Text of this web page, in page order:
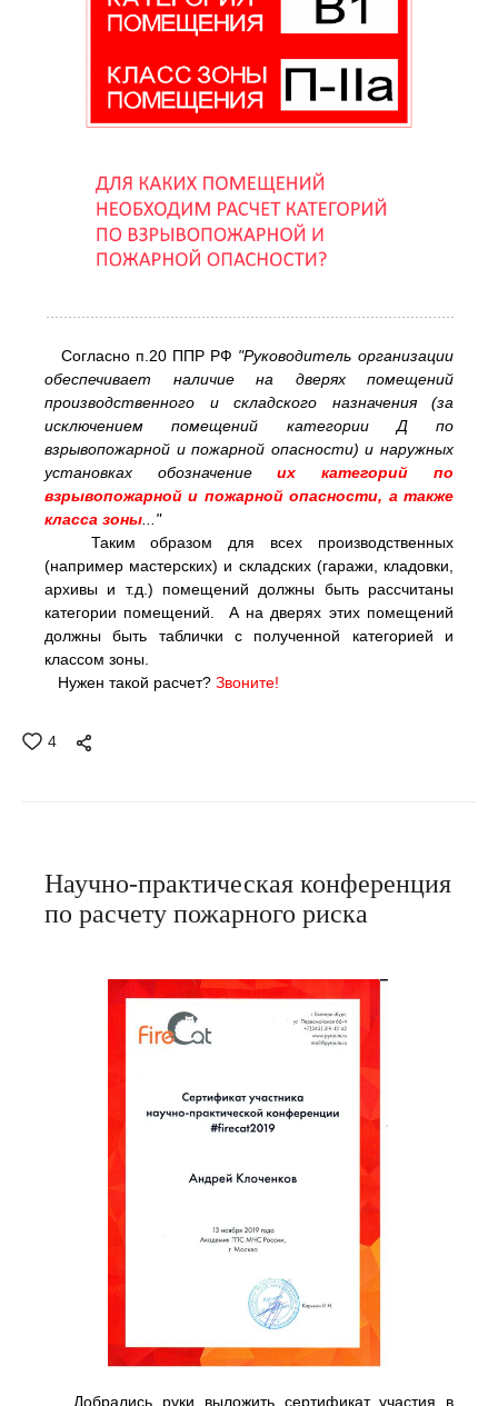
Согласно п.20 ППР РФ "Руководитель организации
обеспечивает наличие на дверях помещений
производственного и складского назначения (за
исключением помещений категории Д по
взрывопожарной и пожарной опасности) и наружных
установках обозначение их категорий по
взрывопожарной и пожарной опасности, а также
класса зоны..."
Таким образом для всех производственных
(например мастерских) и складских (гаражи, кладовки,
архивы и т.д.) помещений должны быть рассчитаны
категории помещений. А на дверях этих помещений
должны быть таблички с полученной категорией и
классом зоны.
Нужен такой расчет? Звоните!
4
Научно-практическая конференция
по расчету пожарного риска
Добрались руки выложить сертификат участия в